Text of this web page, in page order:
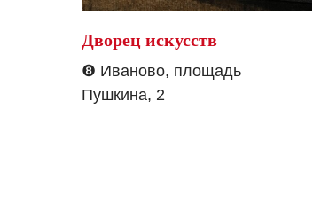
Дворец искусств
❽ Иваново, площадь
Пушкина, 2